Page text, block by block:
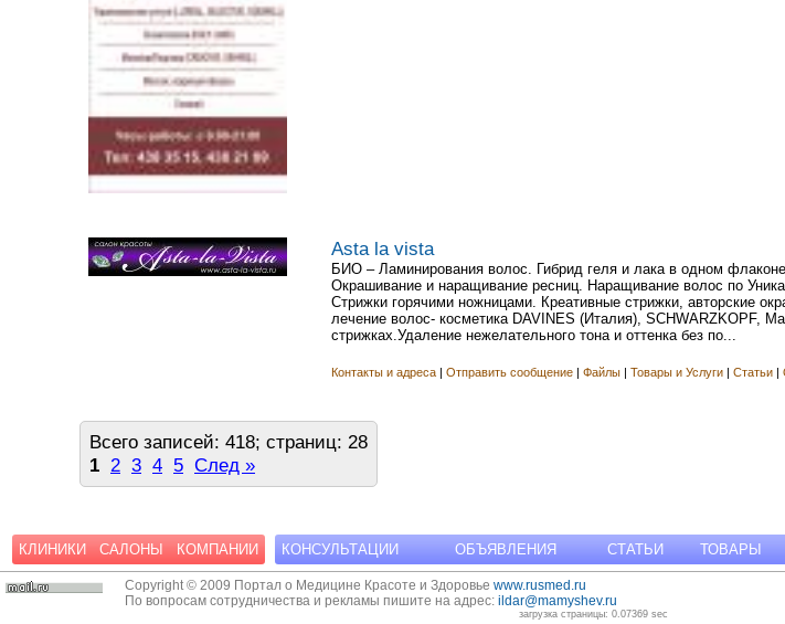
Asta la vista
БИО – Ламинирования волос. Гибрид геля и лака в одном
Окрашивание и наращивание ресниц. Наращивание волос по
Стрижки горячими ножницами. Креативные стрижки, авторские
лечение волос- косметика DAVINES (Италия), SCHWARZKOPF,
стрижках.Удаление нежелательного тона и оттенка без по...
Контакты и адреса | Отправить сообщение | Файлы | Товары и Услуги | Статьи |
Всего записей: 418; страниц: 28
1 2 3 4 5 След »
КЛИНИКИ САЛОНЫ КОМПАНИИ КОНСУЛЬТАЦИИ ОБЪЯВЛЕНИЯ СТАТЬИ ТОВАРЫ
Copyright © 2009 Портал о Медицине Красоте и Здоровье www.rusmed.ru
По вопросам сотрудничества и рекламы пишите на адрес: ildar@mamyshev.ru
загрузка страницы: 0.07369 sec